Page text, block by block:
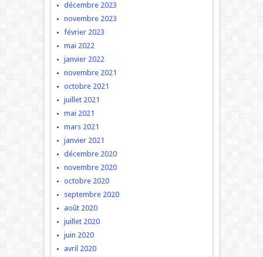
décembre 2023
novembre 2023
février 2023
mai 2022
janvier 2022
novembre 2021
octobre 2021
juillet 2021
mai 2021
mars 2021
janvier 2021
décembre 2020
novembre 2020
octobre 2020
septembre 2020
août 2020
juillet 2020
juin 2020
avril 2020